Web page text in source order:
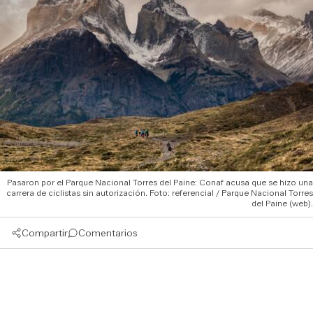
Pasaron por el Parque Nacional Torres del Paine: Conaf acusa que se hizo una
carrera de ciclistas sin autorización. Foto: referencial / Parque Nacional Torres
del Paine (web).
Compartir Comentarios